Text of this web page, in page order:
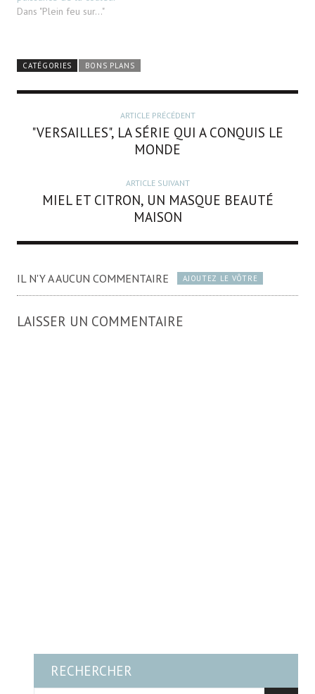
Dans "Plein feu sur..."
CATÉGORIES BONS PLANS
ARTICLE PRÉCÉDENT
"VERSAILLES", LA SÉRIE QUI A CONQUIS LE
MONDE
ARTICLE SUIVANT
MIEL ET CITRON, UN MASQUE BEAUTÉ
MAISON
IL N'Y A AUCUN COMMENTAIRE AJOUTEZ LE VÔTRE
LAISSER UN COMMENTAIRE
RECHERCHER